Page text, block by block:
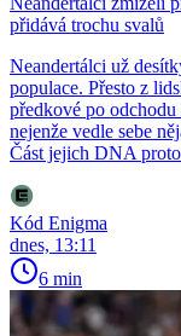
přidává trochu svalů
Neandertálci už
populace. Přesto z
předkové po
nejenže vedle sebe
Část jejich DNA
Kód Enigma
dnes, 13:11
6 min